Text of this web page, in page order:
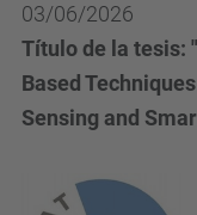
03/06/2026
Título de la tesis:
Based
Sensing and